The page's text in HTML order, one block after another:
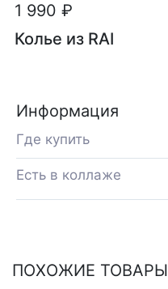
1 990 ₽
Колье из RAI
Информация
Где купить
Есть в коллаже
ПОХОЖИЕ ТОВАРЫ